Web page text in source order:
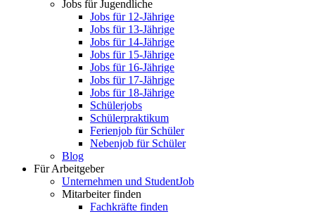
Jobs für Jugendliche
Jobs für 12-Jährige
Jobs für 13-Jährige
Jobs für 14-Jährige
Jobs für 15-Jährige
Jobs für 16-Jährige
Jobs für 17-Jährige
Jobs für 18-Jährige
Schülerjobs
Schülerpraktikum
Ferienjob für Schüler
Nebenjob für Schüler
Blog
Für Arbeitgeber
Unternehmen und StudentJob
Mitarbeiter finden
Fachkräfte finden